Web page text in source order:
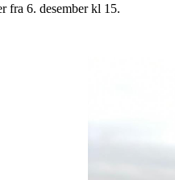
fra 6. desember kl 15.